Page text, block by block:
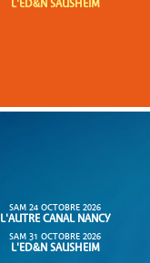
L'ED&N SAUSHEIM
SAM 24 OCTOBRE 2026
L'AUTRE CANAL NANCY
SAM 31 OCTOBRE 2026
L'ED&N SAUSHEIM